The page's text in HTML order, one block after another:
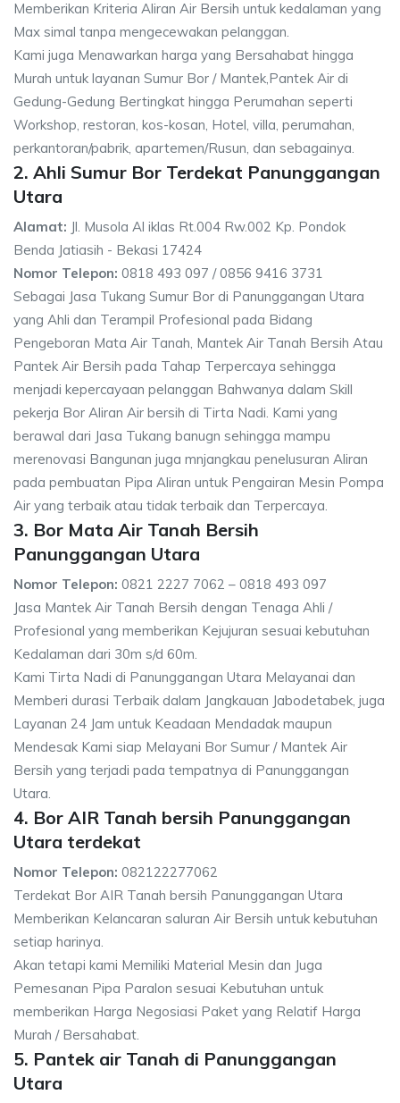
Memberikan Kriteria Aliran Air Bersih untuk kedalaman yang
Max simal tanpa mengecewakan pelanggan.
Kami juga Menawarkan harga yang Bersahabat hingga
Murah untuk layanan Sumur Bor / Mantek,Pantek Air di
Gedung-Gedung Bertingkat hingga Perumahan seperti
Workshop, restoran, kos-kosan, Hotel, villa, perumahan,
perkantoran/pabrik, apartemen/Rusun, dan sebagainya.
2. Ahli Sumur Bor Terdekat Panunggangan
Utara
Alamat: Jl. Musola Al iklas Rt.004 Rw.002 Kp. Pondok
Benda Jatiasih - Bekasi 17424
Nomor Telepon: 0818 493 097 / 0856 9416 3731
Sebagai Jasa Tukang Sumur Bor di Panunggangan Utara
yang Ahli dan Terampil Profesional pada Bidang
Pengeboran Mata Air Tanah, Mantek Air Tanah Bersih Atau
Pantek Air Bersih pada Tahap Terpercaya sehingga
menjadi kepercayaan pelanggan Bahwanya dalam Skill
pekerja Bor Aliran Air bersih di Tirta Nadi. Kami yang
berawal dari Jasa Tukang banugn sehingga mampu
merenovasi Bangunan juga mnjangkau penelusuran Aliran
pada pembuatan Pipa Aliran untuk Pengairan Mesin Pompa
Air yang terbaik atau tidak terbaik dan Terpercaya.
3. Bor Mata Air Tanah Bersih
Panunggangan Utara
Nomor Telepon: 0821 2227 7062 – 0818 493 097
Jasa Mantek Air Tanah Bersih dengan Tenaga Ahli /
Profesional yang memberikan Kejujuran sesuai kebutuhan
Kedalaman dari 30m s/d 60m.
Kami Tirta Nadi di Panunggangan Utara Melayanai dan
Memberi durasi Terbaik dalam Jangkauan Jabodetabek, juga
Layanan 24 Jam untuk Keadaan Mendadak maupun
Mendesak Kami siap Melayani Bor Sumur / Mantek Air
Bersih yang terjadi pada tempatnya di Panunggangan
Utara.
4. Bor AIR Tanah bersih Panunggangan
Utara terdekat
Nomor Telepon: 082122277062
Terdekat Bor AIR Tanah bersih Panunggangan Utara
Memberikan Kelancaran saluran Air Bersih untuk kebutuhan
setiap harinya.
Akan tetapi kami Memiliki Material Mesin dan Juga
Pemesanan Pipa Paralon sesuai Kebutuhan untuk
memberikan Harga Negosiasi Paket yang Relatif Harga
Murah / Bersahabat.
5. Pantek air Tanah di Panunggangan
Utara